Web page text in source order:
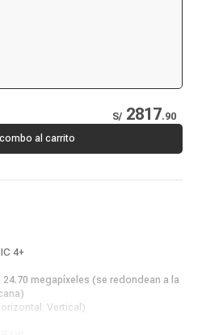
S/ 2817.90
al carrito
4+
24.70 megapíxeles (se redondean a la
Vertical)